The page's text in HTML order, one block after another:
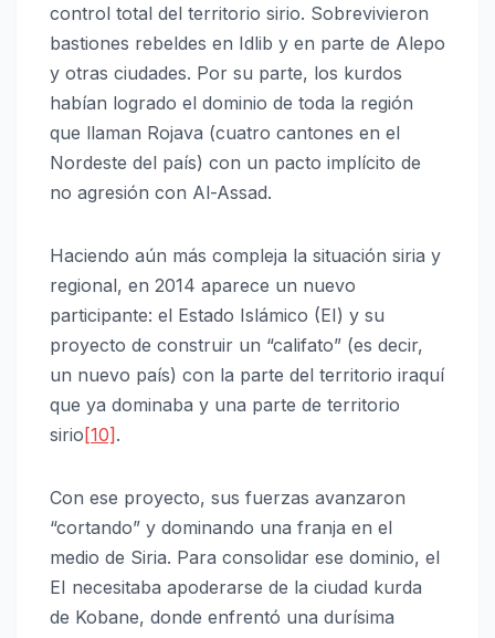
control total del territorio sirio. Sobrevivieron
bastiones rebeldes en Idlib y en parte de Alepo
y otras ciudades. Por su parte, los kurdos
habían logrado el dominio de toda la región
que llaman Rojava (cuatro cantones en el
Nordeste del país) con un pacto implícito de
no agresión con Al-Assad.
Haciendo aún más compleja la situación siria y
regional, en 2014 aparece un nuevo
participante: el Estado Islámico (EI) y su
proyecto de construir un “califato” (es decir,
un nuevo país) con la parte del territorio iraquí
que ya dominaba y una parte de territorio
sirio[10].
Con ese proyecto, sus fuerzas avanzaron
“cortando” y dominando una franja en el
medio de Siria. Para consolidar ese dominio, el
EI necesitaba apoderarse de la ciudad kurda
de Kobane, donde enfrentó una durísima